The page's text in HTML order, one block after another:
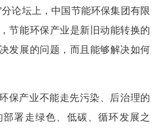
论坛上，中国节能环保集团有限
节能环保产业是新旧动能转换的
发展的问题，而且能够解决如何
保产业不能走先污染、后治理的
署走绿色、低碳、循环发展之